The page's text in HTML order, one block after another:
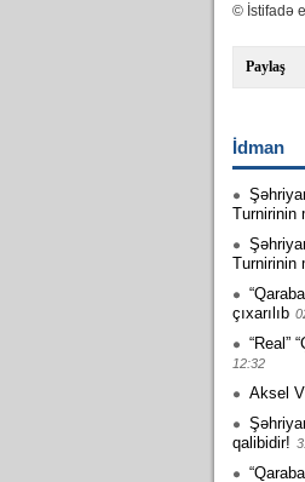
© İstifadə
Paylaş
İdman
Turnirinin
Turnirinin
çıxarılıb
“Real”
12:32
Aksel
qalibidir!